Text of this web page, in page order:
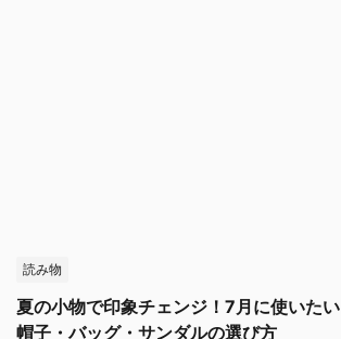
読み物
夏の小物で印象チェンジ！7月に使いたい
帽子・バッグ・サンダルの選び方